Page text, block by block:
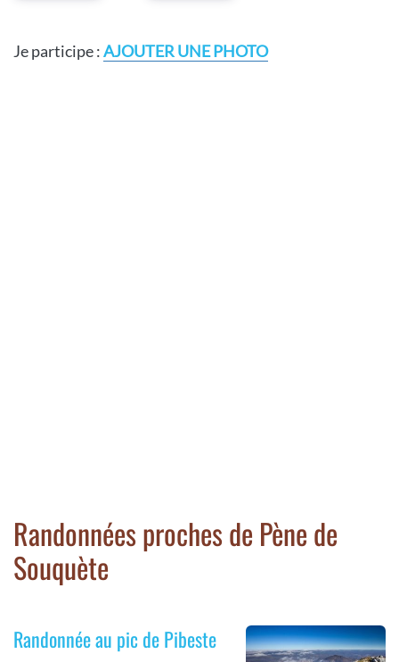
Je participe :AJOUTER UNE PHOTO
Randonnées proches de Pène de
Souquète
Randonnée au pic de Pibeste